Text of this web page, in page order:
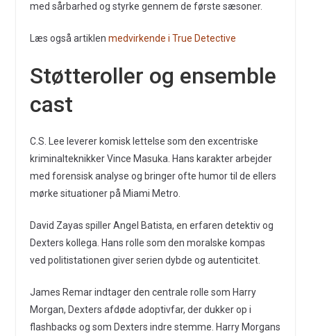
med sårbarhed og styrke gennem de første sæsoner.
Læs også artiklen medvirkende i True Detective
Støtteroller og ensemble
cast
C.S. Lee leverer komisk lettelse som den excentriske
kriminalteknikker Vince Masuka. Hans karakter arbejder
med forensisk analyse og bringer ofte humor til de ellers
mørke situationer på Miami Metro.
David Zayas spiller Angel Batista, en erfaren detektiv og
Dexters kollega. Hans rolle som den moralske kompas
ved politistationen giver serien dybde og autenticitet.
James Remar indtager den centrale rolle som Harry
Morgan, Dexters afdøde adoptivfar, der dukker op i
flashbacks og som Dexters indre stemme. Harry Morgans